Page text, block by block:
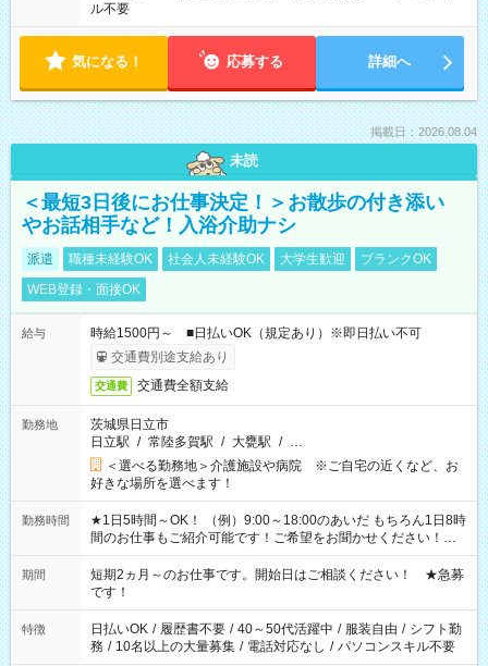
ル不要
気になる！ 応募する 詳細へ
掲載日：2026.08.04
未読
＜最短3日後にお仕事決定！＞お散歩の付き添い
やお話相手など！入浴介助ナシ
派遣 職種未経験OK 社会人未経験OK 大学生歓迎
ブランクOK
WEB登録・面接OK
給与
時給1500円～ ■日払いOK（規定あり）※即日払い不可
交通費別途支給あり
交通費 交通費全額支給
勤務地
茨城県日立市
日立駅 / 常陸多賀駅 / 大甕駅 / …
＜選べる勤務地＞介護施設や病院 ※ご自宅の近くなど、お
好きな場所を選べます！
勤務時間
★1日5時間～OK！ （例）9:00～18:00のあいだ もちろん1日8時
間のお仕事もご紹介可能です！ご希望をお聞かせください！★
家庭の都合でお休みが必要な場合も遠慮なくご相談ください。
※週最低15時間以上の勤務が必要です
期間
短期2ヵ月～のお仕事です。開始日はご相談ください！ ★急募
です！
特徴 日払いOK / 履歴書不要 / 40～50代活躍中 / 服装自由 / シフト勤
務 / 10名以上の大量募集 / 電話対応なし / パソコンスキル不要